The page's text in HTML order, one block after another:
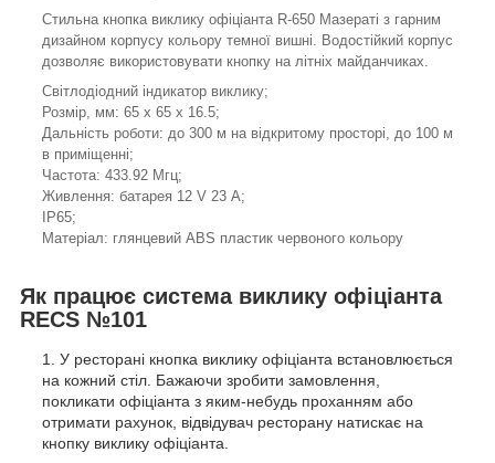
Стильна кнопка виклику офіціанта R-650 Мазераті з гарним
дизайном корпусу кольору темної вишні. Водостійкий корпус
дозволяє використовувати кнопку на літніх майданчиках.
Світлодіодний індикатор виклику;
Розмір, мм: 65 х 65 х 16.5;
Дальність роботи: до 300 м на відкритому просторі, до 100 м
в приміщенні;
Частота: 433.92 Мгц;
Живлення: батарея 12 V 23 А;
IP65;
Матеріал: глянцевий ABS пластик червоного кольору
Як працює система виклику офіціанта
RECS №101
У ресторані кнопка виклику офіціанта встановлюється
на кожний стіл. Бажаючи зробити замовлення,
покликати офіціанта з яким-небудь проханням або
отримати рахунок, відвідувач ресторану натискає на
кнопку виклику офіціанта.